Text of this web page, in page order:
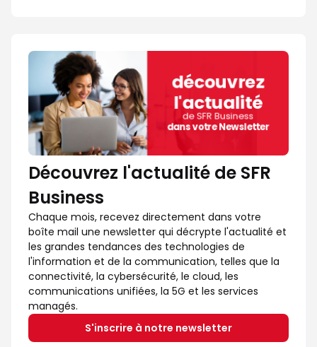
Découvrez l'actualité de SFR
Business
Chaque mois, recevez directement dans votre
boîte mail une newsletter qui décrypte l'actualité et
les grandes tendances des technologies de
l'information et de la communication, telles que la
connectivité, la cybersécurité, le cloud, les
communications unifiées, la 5G et les services
managés.
S'inscrire à notre newsletter